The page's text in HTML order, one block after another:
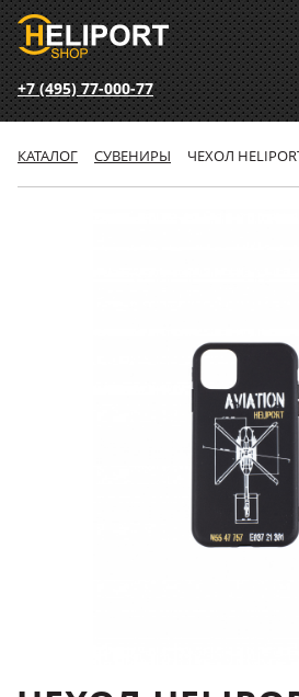
+7 (495) 77-000-77
КАТАЛОГ СУВЕНИРЫ ЧЕХОЛ